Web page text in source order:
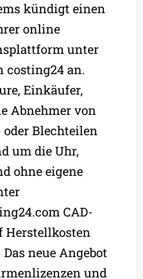
kündigt einen
online
unter
costing24 an.
Einkäufer,
Abnehmer von
oder Blechteilen
um die Uhr,
ohne eigene
CAD-
Herstellkosten
neue Angebot
und